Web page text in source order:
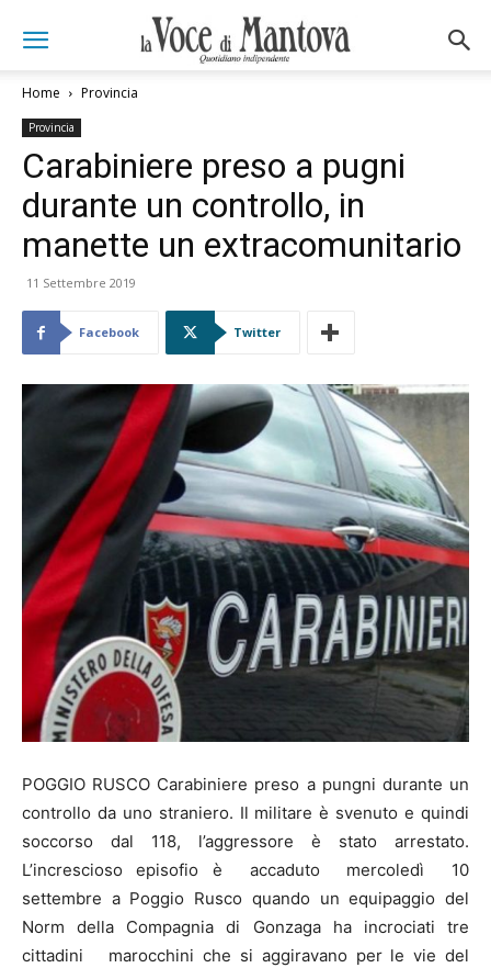
Home Provincia
Provincia
Carabiniere preso a pugni
durante un controllo, in
manette un extracomunitario
11 Settembre 2019
Facebook Twitter
POGGIO RUSCO Carabiniere preso a pungni durante un
controllo da uno straniero. Il militare è svenuto e quindi
soccorso dal 118, l’aggressore è stato arrestato.
L’increscioso episofio è accaduto mercoledì 10
settembre a Poggio Rusco quando un equipaggio del
Norm della Compagnia di Gonzaga ha incrociati tre
cittadini marocchini che si aggiravano per le vie del